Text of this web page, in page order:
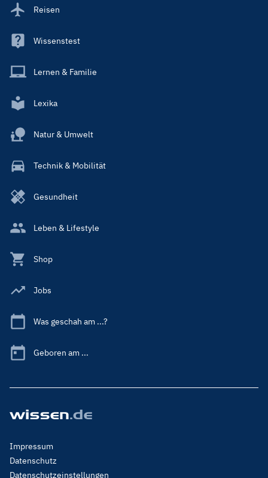
Reisen
Wissenstest
Lernen & Familie
Lexika
Natur & Umwelt
Technik & Mobilität
Gesundheit
Leben & Lifestyle
Shop
Jobs
Was geschah am ...?
Geboren am ...
Footer
Menu
Legal
Impressum
Datenschutz
Datenschutzeinstellungen